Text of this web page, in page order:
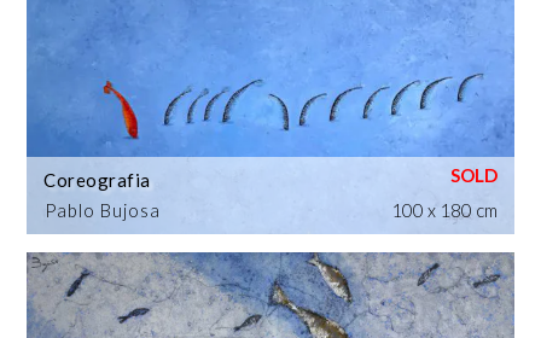
Pablo Bujosa
Coreografia
100 x 180 cm